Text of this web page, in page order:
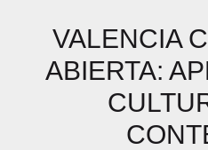
VALENCIA
ABIERTA: